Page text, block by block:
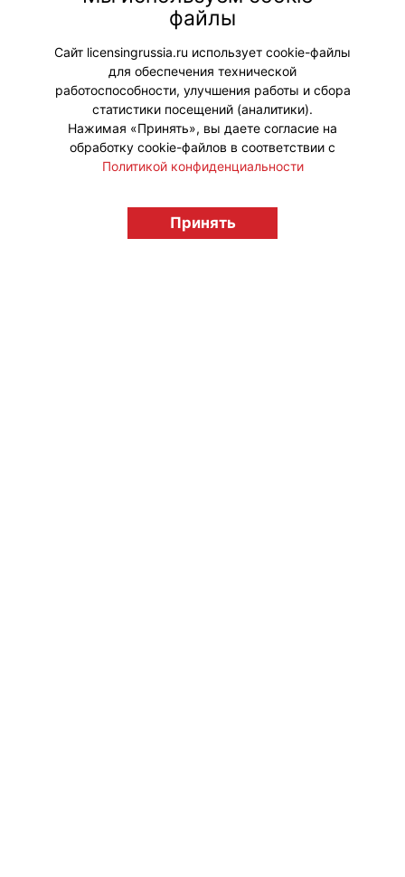
партнер события. На мероприятии
будет распространяться весенний
выпуск журнала.
#Мероприятия
licensingrussia.ru, 2009-2026 12+
файлы
Сайт licensingrussia.ru использует cookie-файлы
для обеспечения технической
работоспособности, улучшения работы и сбора
статистики посещений (аналитики).
Нажимая «Принять», вы даете согласие на
обработку cookie-файлов в соответствии с
Политикой конфиденциальности
Принять